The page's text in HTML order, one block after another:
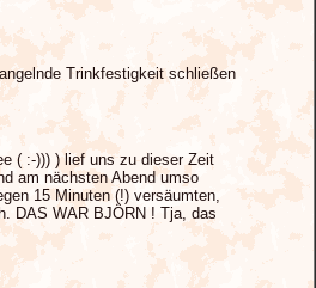
Trinkfestigkeit schließen
( :-))) ) lief uns zu dieser Zeit
am nächsten Abend umso
15 Minuten (!) versäumten,
DAS WAR BJÖRN ! Tja, das